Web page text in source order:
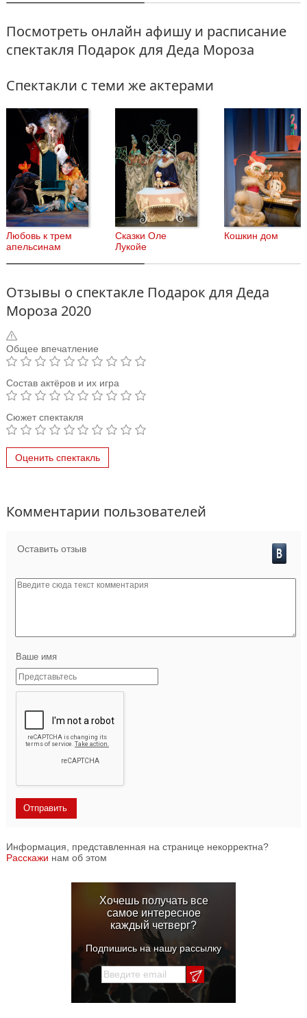
Посмотреть онлайн афишу и расписание
спектакля Подарок для Деда Мороза
Спектакли с теми же актерами
Любовь к трем
апельсинам
Сказки Оле
Лукойе
Кошкин дом
Отзывы о спектакле Подарок для Деда
Мороза 2020
Общее впечатление
Состав актёров и их игра
Сюжет спектакля
Оценить спектакль
Комментарии пользователей
Оставить отзыв
Ваше имя
Информация, представленная на странице некорректна?
Расскажи нам об этом
Хочешь получать все
самое интересное
каждый четверг?
Подпишись на нашу рассылку